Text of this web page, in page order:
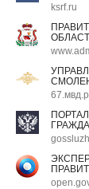
ksrf.ru